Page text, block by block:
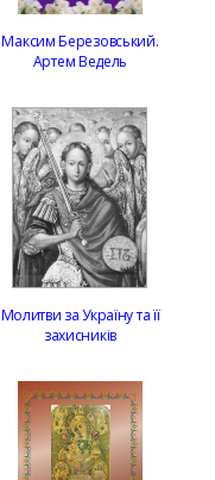
Максим Березовський.
Артем Ведель
Молитви за Україну та її
захисників